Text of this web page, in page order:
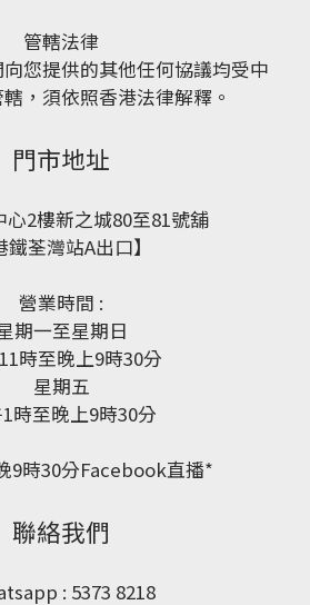
管轄法律
您提供的其他任何協議均受中
，須依照香港法律解釋。
門市地址
心2樓新之城80至81號舖
鐵荃灣站A出口】
營業時間 :
期一至星期日
時至晚上9時30分
星期五
時至晚上9時30分
9時30分Facebook直播*
聯絡我們
: 5373 8218